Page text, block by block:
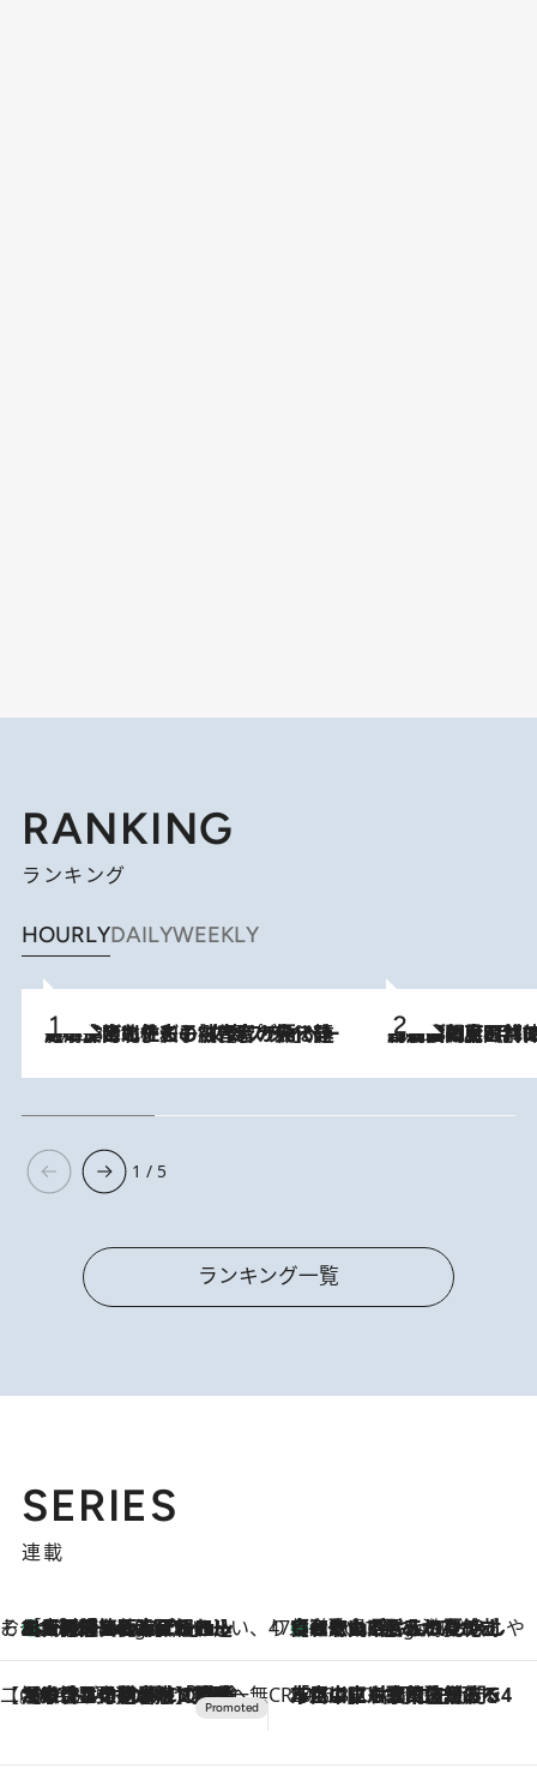
RANKING
ランキング
HOURLYDAILYWEEKLY
2026.8.3
《「文士の子ども被害者の会」発足！》阿川佐和子（72）が語る遠藤周作に北杜夫、劇作家・矢代静一の子どもたちの“文豪プライベート事件簿” 2026.8.8
「最後に見られてよかった」上野動物園の東園パンダ舎が解体前に特別公開。8月16日まで延長されたパネル展と共に辿る“半世紀”のパンダ飼育《解体工事の図面あり》
1 / 5
ランキング一覧
SERIES
連載
そおだよおこの関西おいしい、おやつ紀行4 Hours Ago
［大阪府箕面市］一皿一皿目の前で仕上げられる、料理を巧みに組み込んだアシェットデセールコース「ミチル アシェット デセール（Michiru assiette dessert）」 47都道府県の手みやげ ひんやりスイーツで夏を満喫
4 Hours Ago
【和歌山県】この夏絶対食べたい 冷やしておいしいおやつ3選 みかんがごろっと丸ごと入ったジュレ
【CREA×星野リゾート】唯一無二。癒しと発見が待つ場所へ
2026.8.7
【トンボの足水浴】ヒノキの香りに包まれて涼感マックス！約13℃の湧水かけ流しを避暑地「星野温泉 トンボの湯」で体験 CREA'S CHOICE
2026.8.7
「立川にも歌舞伎があるんだよ」 片岡仁左衛門・市川中車ら豪華座組みで4年目の立川立飛歌舞伎へ